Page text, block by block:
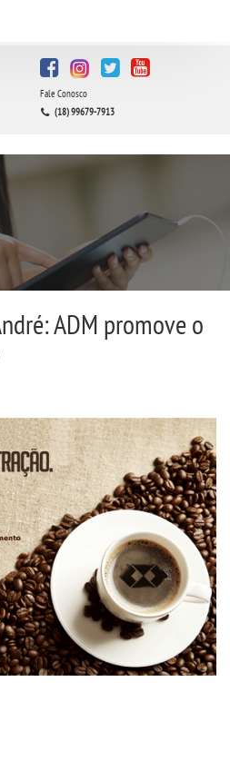
Fale Conosco
(18) 99679-7913
ADM promove o